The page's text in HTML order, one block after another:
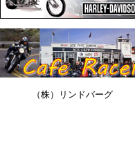
（株）リンドバーグ